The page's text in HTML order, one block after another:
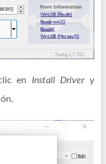
en Install Drivery